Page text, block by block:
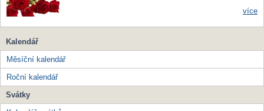
více
Kalendář
Měsíční kalendář
Roční kalendář
Svátky